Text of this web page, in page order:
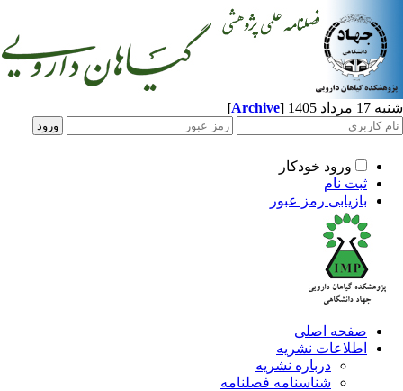
1405
[Archive]
ورود خودکار
ثبت نام
بازیابی رمز عبور
صفحه اصلی
اطلاعات نشریه
درباره نشریه
شناسنامه فصلنامه